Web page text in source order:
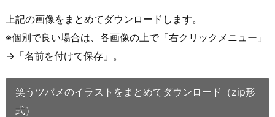
上記の画像をまとめてダウンロードします。
※個別で良い場合は、各画像の上で「右クリックメニュー」
→「名前を付けて保存」。
笑うツバメのイラストをまとめてダウンロード（zip形
式）